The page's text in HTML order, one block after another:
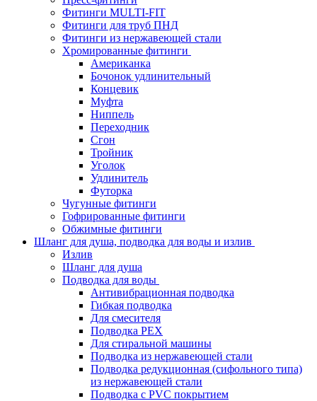
Фитинги MULTI-FIT
Фитинги для труб ПНД
Фитинги из нержавеющей стали
Хромированные фитинги
Американка
Бочонок удлинительный
Концевик
Муфта
Ниппель
Переходник
Сгон
Тройник
Уголок
Удлинитель
Футорка
Чугунные фитинги
Гофрированные фитинги
Обжимные фитинги
Шланг для душа, подводка для воды и излив
Излив
Шланг для душа
Подводка для воды
Антивибрационная подводка
Гибкая подводка
Для смесителя
Подводка PEX
Для стиральной машины
Подводка из нержавеющей стали
Подводка редукционная (сифольного типа)
из нержавеющей стали
Подводка с PVC покрытием